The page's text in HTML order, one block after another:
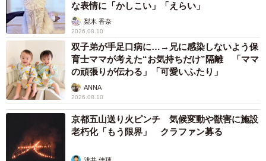
な表情に「かしこい」「えらい」
梨木 香奈
2026.08.10
双子弟が手足口病に…→兄に感染しないよう保
育士ママが考えた“お気持ちだけ”隔離 「ママ
の頑張りが伝わる」「可愛いふたり」
ANNA
2026.08.10
京都五山送り火ピンチ 気候変動や獣害に施設
老朽化「もう限界」 クラファン募る